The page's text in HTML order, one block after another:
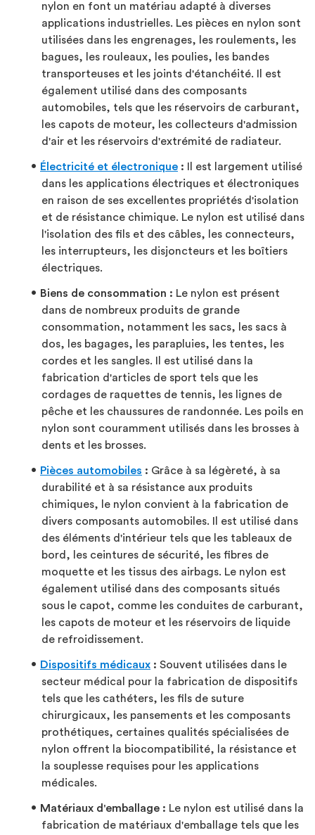
nylon en font un matériau adapté à diverses
applications industrielles. Les pièces en nylon sont
utilisées dans les engrenages, les roulements, les
bagues, les rouleaux, les poulies, les bandes
transporteuses et les joints d'étanchéité. Il est
également utilisé dans des composants
automobiles, tels que les réservoirs de carburant,
les capots de moteur, les collecteurs d'admission
d'air et les réservoirs d'extrémité de radiateur.
Électricité et électronique :
Il est largement utilisé
dans les applications électriques et électroniques
en raison de ses excellentes propriétés d'isolation
et de résistance chimique. Le nylon est utilisé dans
l'isolation des fils et des câbles, les connecteurs,
les interrupteurs, les disjoncteurs et les boîtiers
électriques.
Biens de consommation : Le nylon est présent
dans de nombreux produits de grande
consommation, notamment les sacs, les sacs à
dos, les bagages, les parapluies, les tentes, les
cordes et les sangles. Il est utilisé dans la
fabrication d'articles de sport tels que les
cordages de raquettes de tennis, les lignes de
pêche et les chaussures de randonnée. Les poils en
nylon sont couramment utilisés dans les brosses à
dents et les brosses.
Pièces automobiles : Grâce à sa légèreté, à sa
durabilité et à sa résistance aux produits
chimiques, le nylon convient à la fabrication de
divers composants automobiles. Il est utilisé dans
des éléments d'intérieur tels que les tableaux de
bord, les ceintures de sécurité, les fibres de
moquette et les tissus des airbags. Le nylon est
également utilisé dans des composants situés
sous le capot, comme les conduites de carburant,
les capots de moteur et les réservoirs de liquide
de refroidissement.
Dispositifs médicaux : Souvent utilisées dans le
secteur médical pour la fabrication de dispositifs
tels que les cathéters, les fils de suture
chirurgicaux, les pansements et les composants
prothétiques, certaines qualités spécialisées de
nylon offrent la biocompatibilité, la résistance et
la souplesse requises pour les applications
médicales.
Matériaux d'emballage : Le nylon est utilisé dans la
fabrication de matériaux d'emballage tels que les